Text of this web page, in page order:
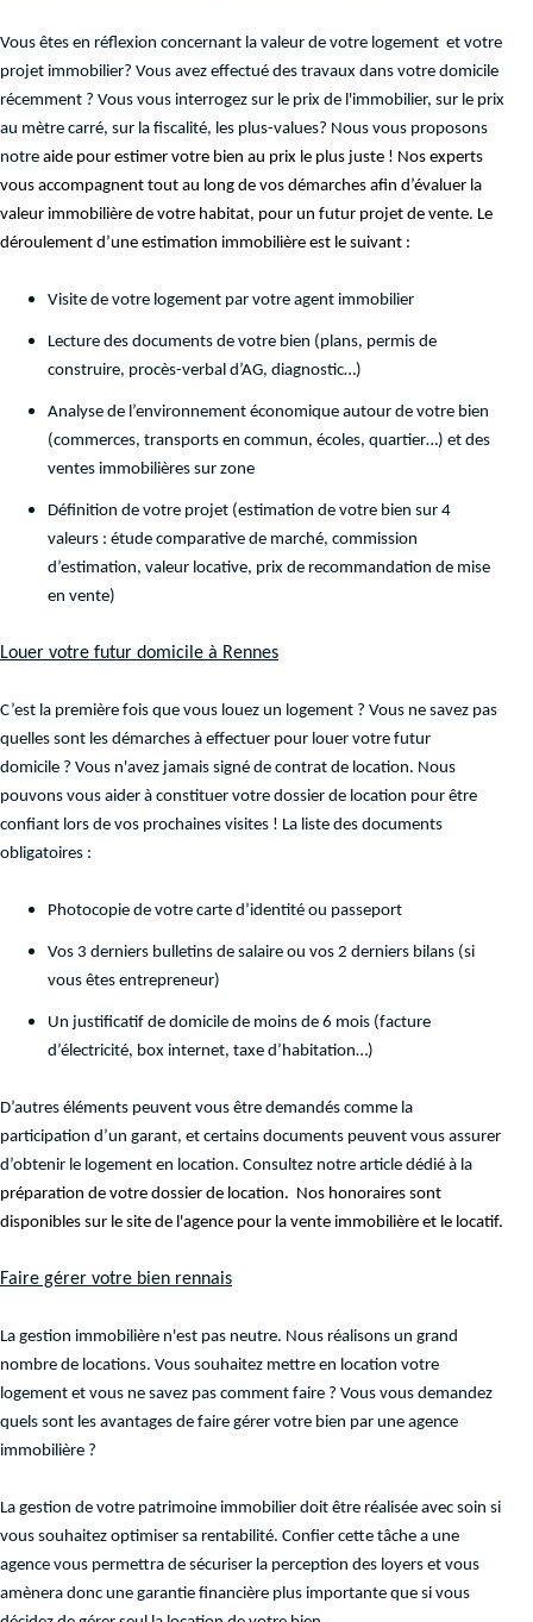
Vous êtes en réflexion concernant la valeur de votre logement et votre
projet immobilier? Vous avez effectué des travaux dans votre domicile
récemment ? Vous vous interrogez sur le prix de l'immobilier, sur le prix
au mètre carré, sur la fiscalité, les plus-values? Nous vous proposons
notre aide pour estimer votre bien au prix le plus juste ! Nos experts
vous accompagnent tout au long de vos démarches afin d’évaluer la
valeur immobilière de votre habitat, pour un futur projet de vente. Le
déroulement d’une estimation immobilière est le suivant :
Visite de votre logement par votre agent immobilier
Lecture des documents de votre bien (plans, permis de
construire, procès-verbal d’AG, diagnostic…)
Analyse de l’environnement économique autour de votre bien
(commerces, transports en commun, écoles, quartier…) et des
ventes immobilières sur zone
Définition de votre projet (estimation de votre bien sur 4
valeurs : étude comparative de marché, commission
d’estimation, valeur locative, prix de recommandation de mise
en vente)
Louer votre futur domicile à Rennes
C’est la première fois que vous louez un logement ? Vous ne savez pas
quelles sont les démarches à effectuer pour louer votre futur
domicile ? Vous n'avez jamais signé de contrat de location. Nous
pouvons vous aider à constituer votre dossier de location pour être
confiant lors de vos prochaines visites ! La liste des documents
obligatoires :
Photocopie de votre carte d’identité ou passeport
Vos 3 derniers bulletins de salaire ou vos 2 derniers bilans (si
vous êtes entrepreneur)
Un justificatif de domicile de moins de 6 mois (facture
d’électricité, box internet, taxe d’habitation…)
D’autres éléments peuvent vous être demandés comme la
participation d’un garant, et certains documents peuvent vous assurer
d’obtenir le logement en location. Consultez notre article dédié à la
préparation de votre dossier de location. Nos honoraires sont
disponibles sur le site de l'agence pour la vente immobilière et le locatif.
Faire gérer votre bien rennais
La gestion immobilière n'est pas neutre. Nous réalisons un grand
nombre de locations. Vous souhaitez mettre en location votre
logement et vous ne savez pas comment faire ? Vous vous demandez
quels sont les avantages de faire gérer votre bien par une agence
immobilière ?
La gestion de votre patrimoine immobilier doit être réalisée avec soin si
vous souhaitez optimiser sa rentabilité. Confier cette tâche a une
agence vous permettra de sécuriser la perception des loyers et vous
amènera donc une garantie financière plus importante que si vous